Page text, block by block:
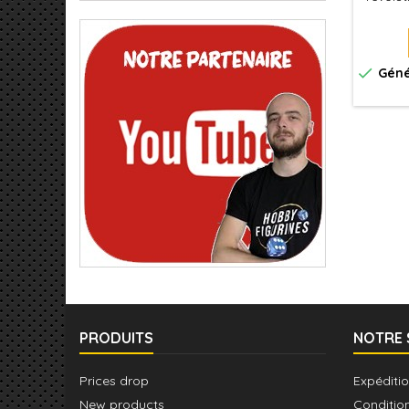
des
en
sur

PRODUITS
Prices drop
New products
NOTRE